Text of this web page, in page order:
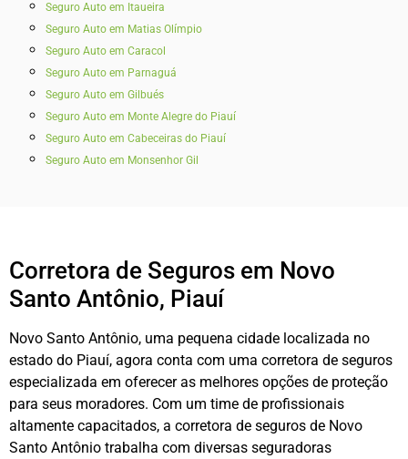
Seguro Auto em Itaueira
Seguro Auto em Matias Olímpio
Seguro Auto em Caracol
Seguro Auto em Parnaguá
Seguro Auto em Gilbués
Seguro Auto em Monte Alegre do Piauí
Seguro Auto em Cabeceiras do Piauí
Seguro Auto em Monsenhor Gil
Corretora de Seguros em Novo
Santo Antônio, Piauí
Novo Santo Antônio, uma pequena cidade localizada no
estado do Piauí, agora conta com uma corretora de seguros
especializada em oferecer as melhores opções de proteção
para seus moradores. Com um time de profissionais
altamente capacitados, a corretora de seguros de Novo
Santo Antônio trabalha com diversas seguradoras